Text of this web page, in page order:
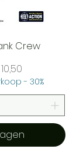
Crew
- 30%